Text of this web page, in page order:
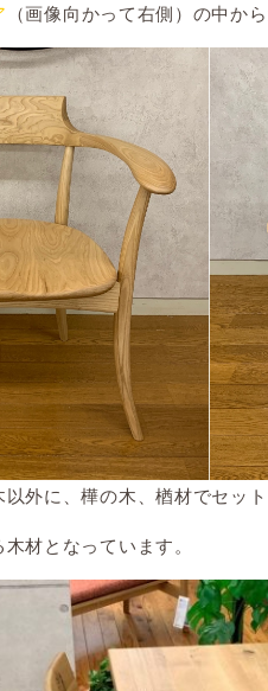
（画像向かって右側）の中か
外に、樺の木、楢材でセット
材となっています。